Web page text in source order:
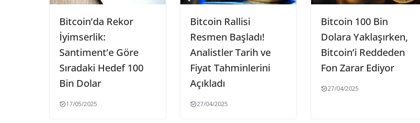
Bitcoin’da Rekor
İyimserlik:
Santiment’e Göre
Sıradaki Hedef 100
Bin Dolar
17/05/2025
Bitcoin Rallisi
Resmen Başladı!
Analistler Tarih ve
Fiyat Tahminlerini
Açıkladı
27/04/2025
Bitcoin 100 Bin
Dolara Yaklaşırken,
Bitcoin’i Reddeden
Fon Zarar Ediyor
27/04/2025